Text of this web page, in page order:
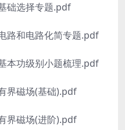
础选择专题.pdf
路和电路化简专题.pdf
本功级别小题梳理.pdf
界磁场(基础).pdf
界磁场(进阶).pdf